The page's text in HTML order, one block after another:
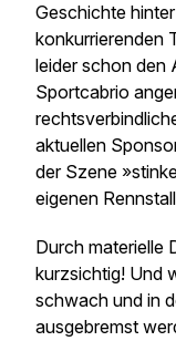
Geschichte
konkurrierenden
leider schon den
Sportcabrio
aktuellen
der Szene
eigenen
Durch materielle
kurzsichtig! Und
schwach und in
ausgebremst